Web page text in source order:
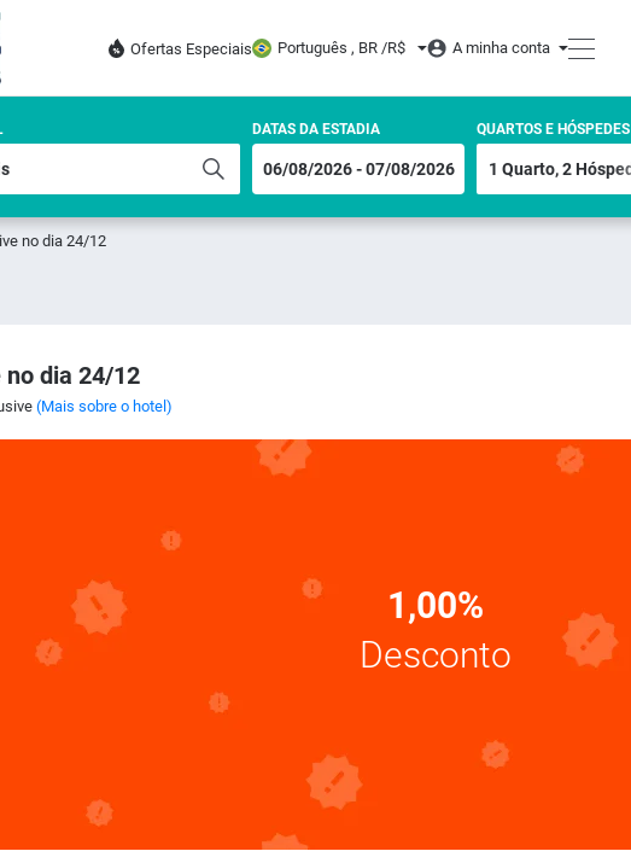
Ofertas Especiais Português , BR /R$ A minha conta
DATAS DA ESTADIA QUARTOS E HÓSPEDES
no dia 24/12
dia 24/12
(Mais sobre o hotel)
1,00%
Desconto